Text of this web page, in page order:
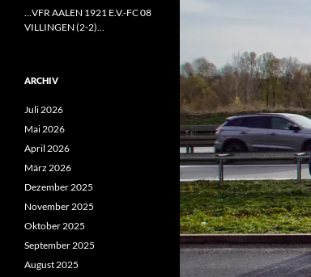
…VFR AALEN 1921 E.V.-FC 08
VILLINGEN (2-2)…
ARCHIV
Juli 2026
Mai 2026
April 2026
März 2026
Dezember 2025
November 2025
Oktober 2025
September 2025
August 2025